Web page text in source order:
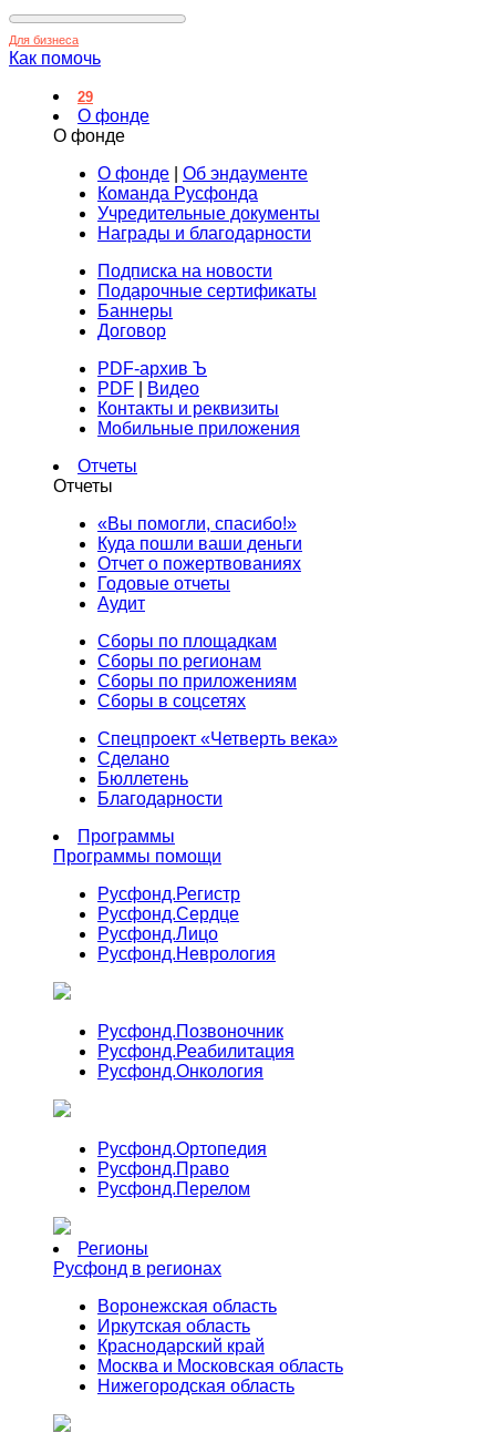
Для бизнеса
Как помочь
29
О фонде
О фонде
О фонде
Об эндаументе
Команда Русфонда
Учредительные документы
Награды и благодарности
Подписка на новости
Подарочные сертификаты
Баннеры
Договор
PDF-архив Ъ
PDF
Видео
Контакты и реквизиты
Мобильные приложения
Отчеты
Отчеты
«Вы помогли, спасибо!»
Куда пошли ваши деньги
Отчет о пожертвованиях
Годовые отчеты
Аудит
Сборы по площадкам
Сборы по регионам
Сборы по приложениям
Сборы в соцсетях
Спецпроект «Четверть века»
Сделано
Бюллетень
Благодарности
Программы
Программы помощи
Русфонд.Регистр
Русфонд.Сердце
Русфонд.Лицо
Русфонд.Неврология
Русфонд.Позвоночник
Русфонд.Реабилитация
Русфонд.Онкология
Русфонд.Ортопедия
Русфонд.Право
Русфонд.Перелом
Регионы
Русфонд в регионах
Воронежская область
Иркутская область
Краснодарский край
Москва и Московская область
Нижегородская область